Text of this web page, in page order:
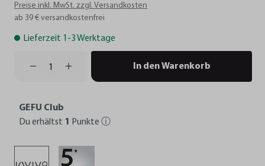
Preise inkl. MwSt. zzgl. Versandkosten
ab 39 € versandkostenfrei
Lieferzeit 1-3 Werktage
In den Warenkorb
GEFU Club
Du erhältst 1 Punkte ⓘ